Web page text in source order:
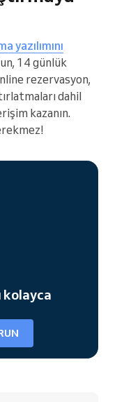
yazılımını
14 günlük
rezervasyon,
dahil
kazanın.
kolayca